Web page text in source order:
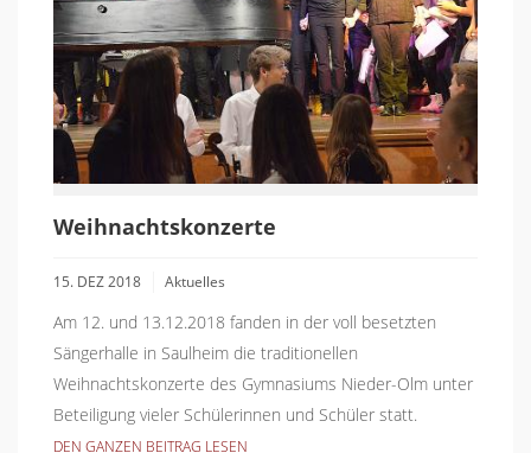
Weihnachtskonzerte
15. DEZ 2018 Aktuelles
Am 12. und 13.12.2018 fanden in der voll besetzten
Sängerhalle in Saulheim die traditionellen
Weihnachtskonzerte des Gymnasiums Nieder-Olm unter
Beteiligung vieler Schülerinnen und Schüler statt.
DEN GANZEN BEITRAG LESEN